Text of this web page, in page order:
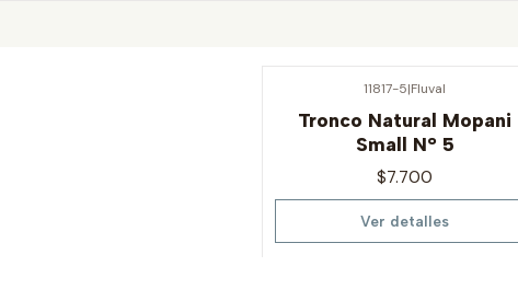
11817-5|Fluval
Tronco Natural Mopani
Small N° 5
$7.700
Ver detalles